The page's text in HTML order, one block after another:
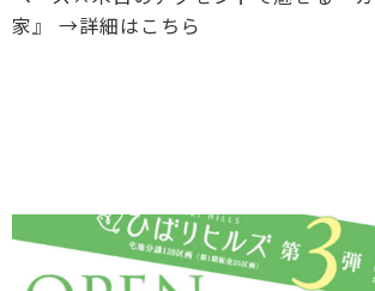
家』 →詳細はこちら